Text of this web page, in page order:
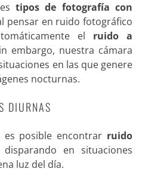
tipos de fotografía con
pensar en ruido fotográfico
el ruido a
embargo, nuestra cámara
en las que genere
nocturnas.
DIURNAS
es posible encontrar ruido
en situaciones
luz del día.